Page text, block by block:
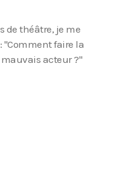
de théâtre, je me
"Comment faire la
acteur ?"